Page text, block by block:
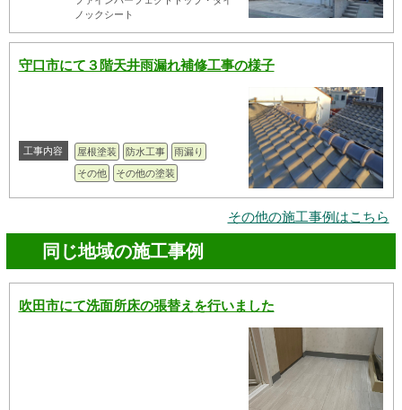
ノックシート
守口市にて３階天井雨漏れ補修工事の様子
工事内容 屋根塗装 防水工事
雨漏り
その他
その他の塗装
その他の施工事例はこちら
同じ地域の施工事例
吹田市にて洗面所床の張替えを行いました